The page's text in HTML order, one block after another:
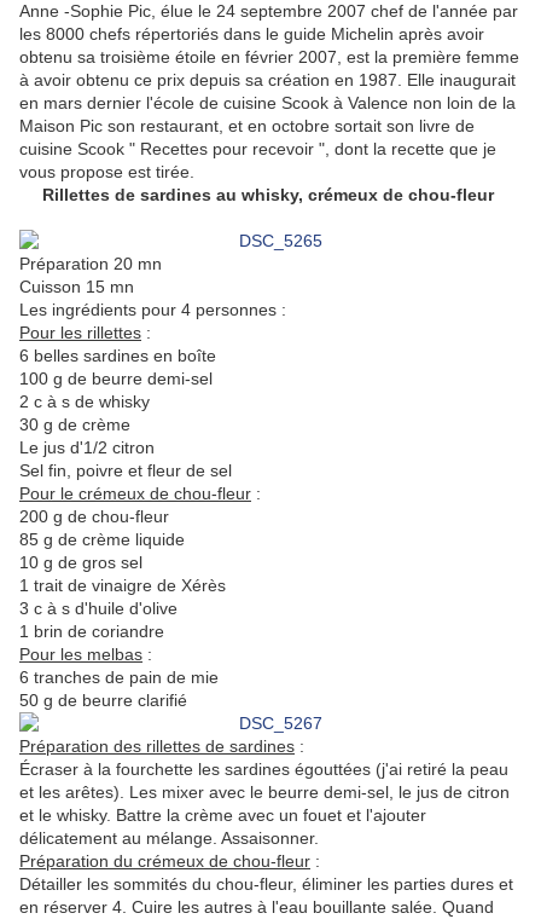
Anne -Sophie Pic, élue le 24 septembre 2007 chef de l'année par
les 8000 chefs répertoriés dans le guide Michelin après avoir
obtenu sa troisième étoile en février 2007, est la première femme
à avoir obtenu ce prix depuis sa création en 1987. Elle inaugurait
en mars dernier l'école de cuisine Scook à Valence non loin de la
Maison Pic son restaurant, et en octobre sortait son livre de
cuisine Scook " Recettes pour recevoir ", dont la recette que je
vous propose est tirée.
Rillettes de sardines au whisky, crémeux de chou-fleur
Préparation 20 mn
Cuisson 15 mn
Les ingrédients pour 4 personnes :
Pour les rillettes :
6 belles sardines en boîte
100 g de beurre demi-sel
2 c à s de whisky
30 g de crème
Le jus d'1/2 citron
Sel fin, poivre et fleur de sel
Pour le crémeux de chou-fleur :
200 g de chou-fleur
85 g de crème liquide
10 g de gros sel
1 trait de vinaigre de Xérès
3 c à s d'huile d'olive
1 brin de coriandre
Pour les melbas :
6 tranches de pain de mie
50 g de beurre clarifié
Préparation des rillettes de sardines :
Écraser à la fourchette les sardines égouttées (j'ai retiré la peau
et les arêtes). Les mixer avec le beurre demi-sel, le jus de citron
et le whisky. Battre la crème avec un fouet et l'ajouter
délicatement au mélange. Assaisonner.
Préparation du crémeux de chou-fleur :
Détailler les sommités du chou-fleur, éliminer les parties dures et
en réserver 4. Cuire les autres à l'eau bouillante salée. Quand